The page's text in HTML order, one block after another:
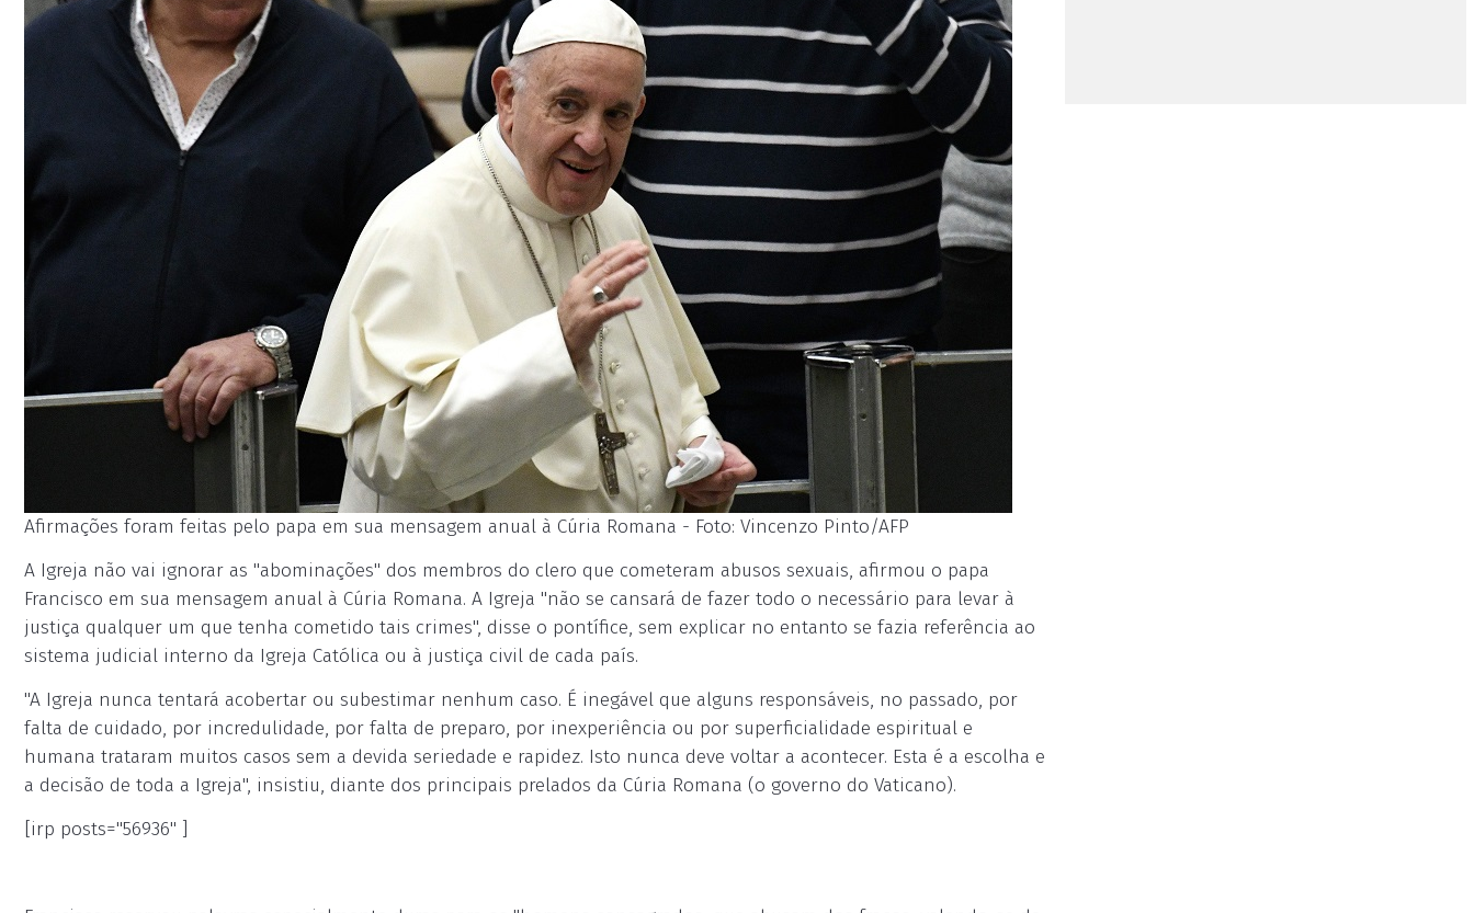
Afirmações foram feitas pelo papa em sua mensagem anual à Cúria Romana - Foto: Vincenzo Pinto/AFP
A Igreja não vai ignorar as "abominações" dos membros do clero que cometeram abusos sexuais, afirmou o papa
Francisco em sua mensagem anual à Cúria Romana. A Igreja "não se cansará de fazer todo o necessário para levar à
justiça qualquer um que tenha cometido tais crimes", disse o pontífice, sem explicar no entanto se fazia referência ao
sistema judicial interno da Igreja Católica ou à justiça civil de cada país.
"A Igreja nunca tentará acobertar ou subestimar nenhum caso. É inegável que alguns responsáveis, no passado, por
falta de cuidado, por incredulidade, por falta de preparo, por inexperiência ou por superficialidade espiritual e
humana trataram muitos casos sem a devida seriedade e rapidez. Isto nunca deve voltar a acontecer. Esta é a escolha e
a decisão de toda a Igreja", insistiu, diante dos principais prelados da Cúria Romana (o governo do Vaticano).
[irp posts="56936" ]